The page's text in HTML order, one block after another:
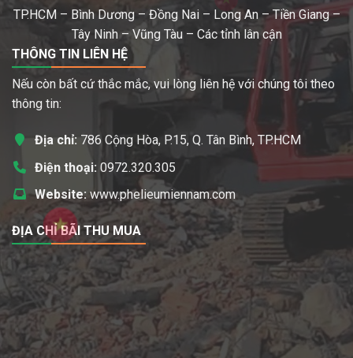
TP.HCM – Bình Dương – Đồng Nai – Long An – Tiền Giang –
Tây Ninh – Vũng Tàu – Các tỉnh lân cận
THÔNG TIN LIÊN HỆ
Nếu còn bất cứ thắc mắc, vui lòng liên hệ với chúng tôi theo
thông tin:
Địa chỉ: 786 Cộng Hòa, P.15, Q. Tân Bình, TP.HCM
Điện thoại: 0972.320.305
Website: www.phelieumiennam.com
ĐỊA CHỈ BÃI THU MUA